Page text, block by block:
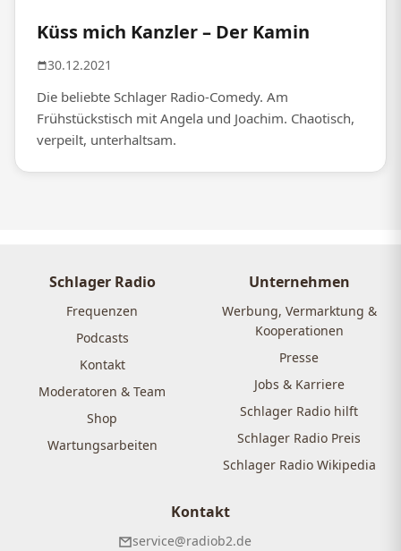
Küss mich Kanzler – Der Kamin
30.12.2021
Die beliebte Schlager Radio-Comedy. Am
Frühstückstisch mit Angela und Joachim. Chaotisch,
verpeilt, unterhaltsam.
Schlager Radio
Frequenzen
Podcasts
Kontakt
Moderatoren & Team
Shop
Wartungsarbeiten
Unternehmen
Werbung, Vermarktung &
Kooperationen
Presse
Jobs & Karriere
Schlager Radio hilft
Schlager Radio Preis
Schlager Radio Wikipedia
Kontakt
service@radiob2.de